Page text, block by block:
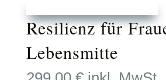
Resilienz für
Lebensmitte